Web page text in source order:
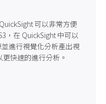
可以非常方便
，在 QuickSight 中可以
進行視覺化分析產出視
快速的進行分析。